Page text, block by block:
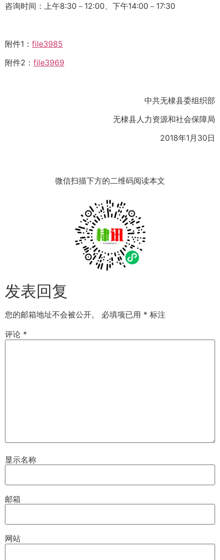
咨询时间：上午8:30－12:00、下午14:00－17:30
附件1： file3985
附件2： file3969
中共无棣县委组织部
无棣县人力资源和社会保障局
2018年1月30日
微信扫描下方的二维码阅读本文
发表回复
您的邮箱地址不会被公开。 必填项已用 * 标注
评论 *
显示名称
邮箱
网站